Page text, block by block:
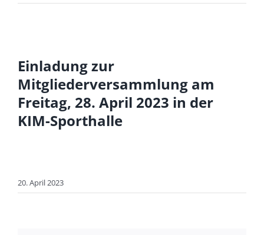
grösseres
Bild
Einladung zur
Mitgliederversammlung am
Freitag, 28. April 2023 in der
KIM-Sporthalle
20. April 2023